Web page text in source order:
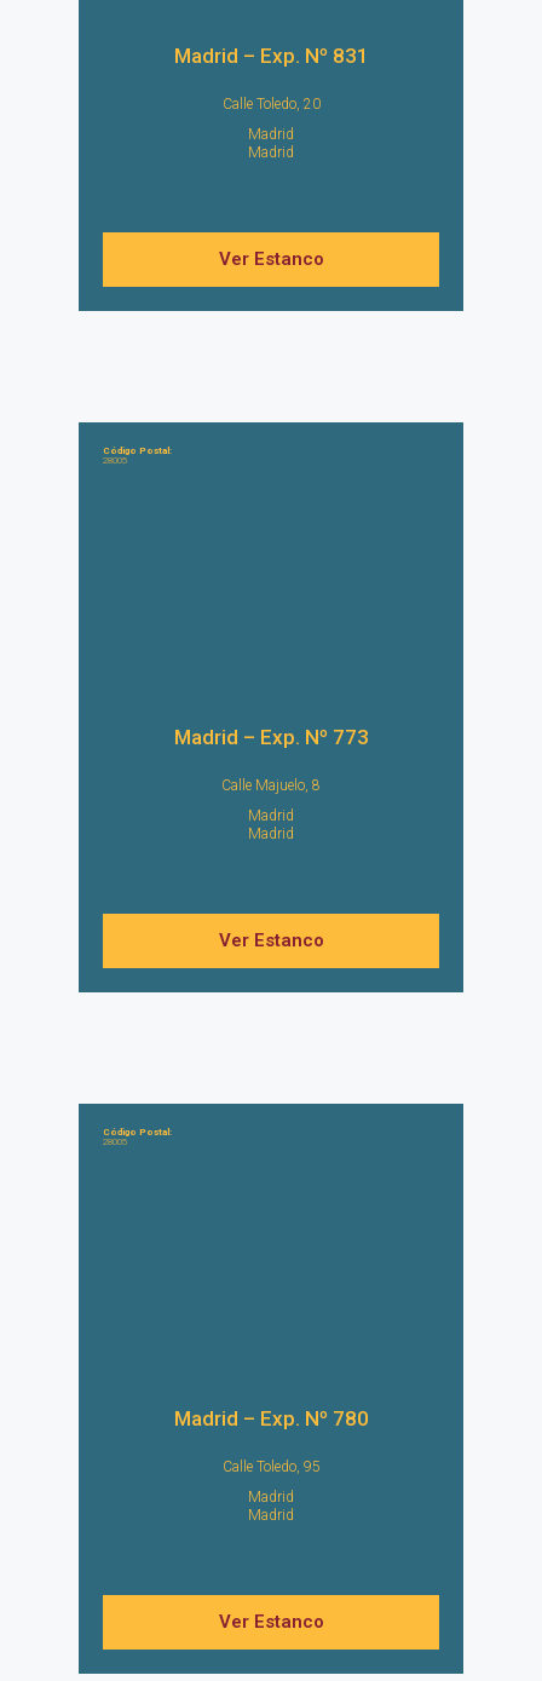
Madrid – Exp. Nº 831
Calle Toledo, 20
Madrid
Madrid
Ver Estanco
Código Postal:
28005
Madrid – Exp. Nº 773
Calle Majuelo, 8
Madrid
Madrid
Ver Estanco
Código Postal:
28005
Madrid – Exp. Nº 780
Calle Toledo, 95
Madrid
Madrid
Ver Estanco